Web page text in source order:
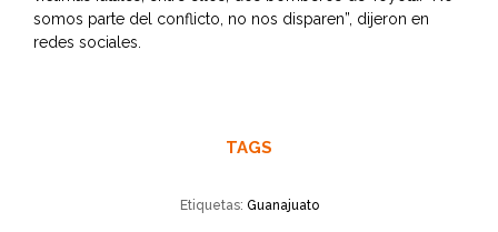
somos parte del conflicto, no nos disparen”, dijeron en
redes sociales.
TAGS
Etiquetas: Guanajuato